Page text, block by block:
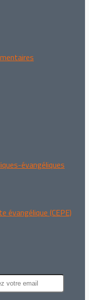
évangéliques
évangélique (CEPE)